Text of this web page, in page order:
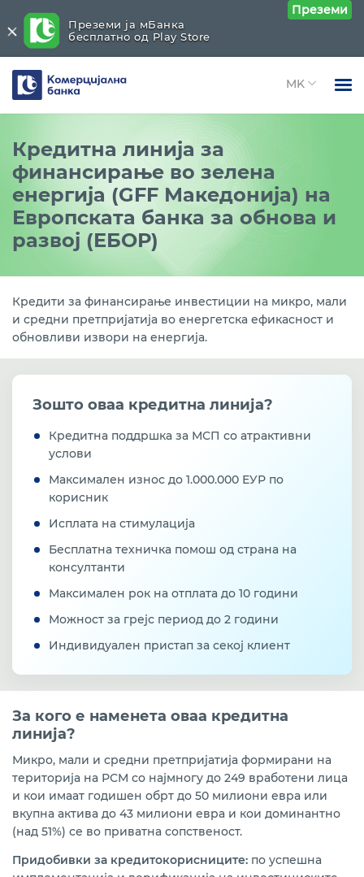
Open
Правни лица
Open
За нас
Блог
Close submenu (Кредитни линии)
Кредитни линии
Зелен финансиски фонд (GFF Македонија) на
ЕБОР
Кредитна линија за финансирање на инвестиции
и развој на приватни трговски друштва преку
Кредитна линија за кредитирање на развојот на
микро, мали и средни претпријатија, поддршка на
извозот и за трајни обртни средства преку РБСМ
Кредити од ЗКДФ - проект за финансиски услуги
Проект кредитирање на МСП за отварање на нови
вработување на РСМ, а со посредство на РБСМ
поддржани од УСАИД
Програма за поддршка на конкурентноста на МСП
(SME-CSP) со бесплатна техничка поддршка и 15%
грант за кредитокорисниците, финансирана од
Кредитна линија од ЕИБ преку РБСМ за учество
во програмата за кредитирање на МСП и средно
пазарно капитализирани претпријатија VI
Кредитно-гарантна шема од Гарантен фонд преку
Развојна Банка на Северна Македонија (РБСМ)
Програма за одржливо рестартирање на МСП
финансирана од ЕБОР со бесплатна техничка
поддржан од донаторите Норвешка, Луксембург и
САД
Програма за субвенционирање камата по кредити
од компании кои ја реинвестираат добивката
реализирана со РБСМ
Комерцијална
банка
Кредитна линија зa
финансирање во зелена
енергија (GFF Македонија) на
Европската банка за обнова и
развој (ЕБОР)
Кредити за финансирање инвестиции на микро, мали
и средни претпријатија во енергетска ефикасност и
обновливи извори на енергија.
Зошто оваа кредитна линија?
Кредитна поддршка за МСП со атрактивни
услови
Максимален износ до 1.000.000 ЕУР по
корисник
Исплата на стимулација
Бесплатна техничка помош од страна на
консултанти
Максимален рок на отплата до 10 години
Можност за грејс период до 2 години
Индивидуален пристап за секој клиент
За кого е наменета оваа кредитна
линија?
Микро, мали и средни претпријатија формирани на
територија на РСМ со најмногу до 249 вработени лица
и кои имаат годишен обрт до 50 милиони евра или
вкупна актива до 43 милиони евра и кои доминантно
(над 51%) се во приватна сопственост.
Придобивки за кредитокорисниците: по успешна
Преземи ја мБанка
бесплатно од Play Store
Преземи